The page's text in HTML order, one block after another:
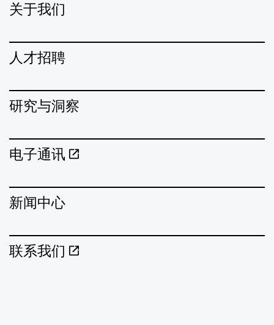
关于我们
人才招聘
研究与洞察
电子通讯
新闻中心
联系我们